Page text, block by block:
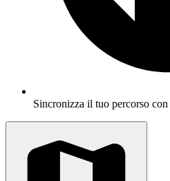
Sincronizza il tuo percorso con